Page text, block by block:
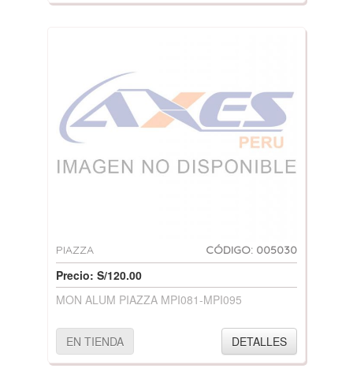
PIAZZA CÓDIGO: 005030
Precio: S/120.00
MON ALUM PIAZZA MPI081-MPI095
EN TIENDA DETALLES